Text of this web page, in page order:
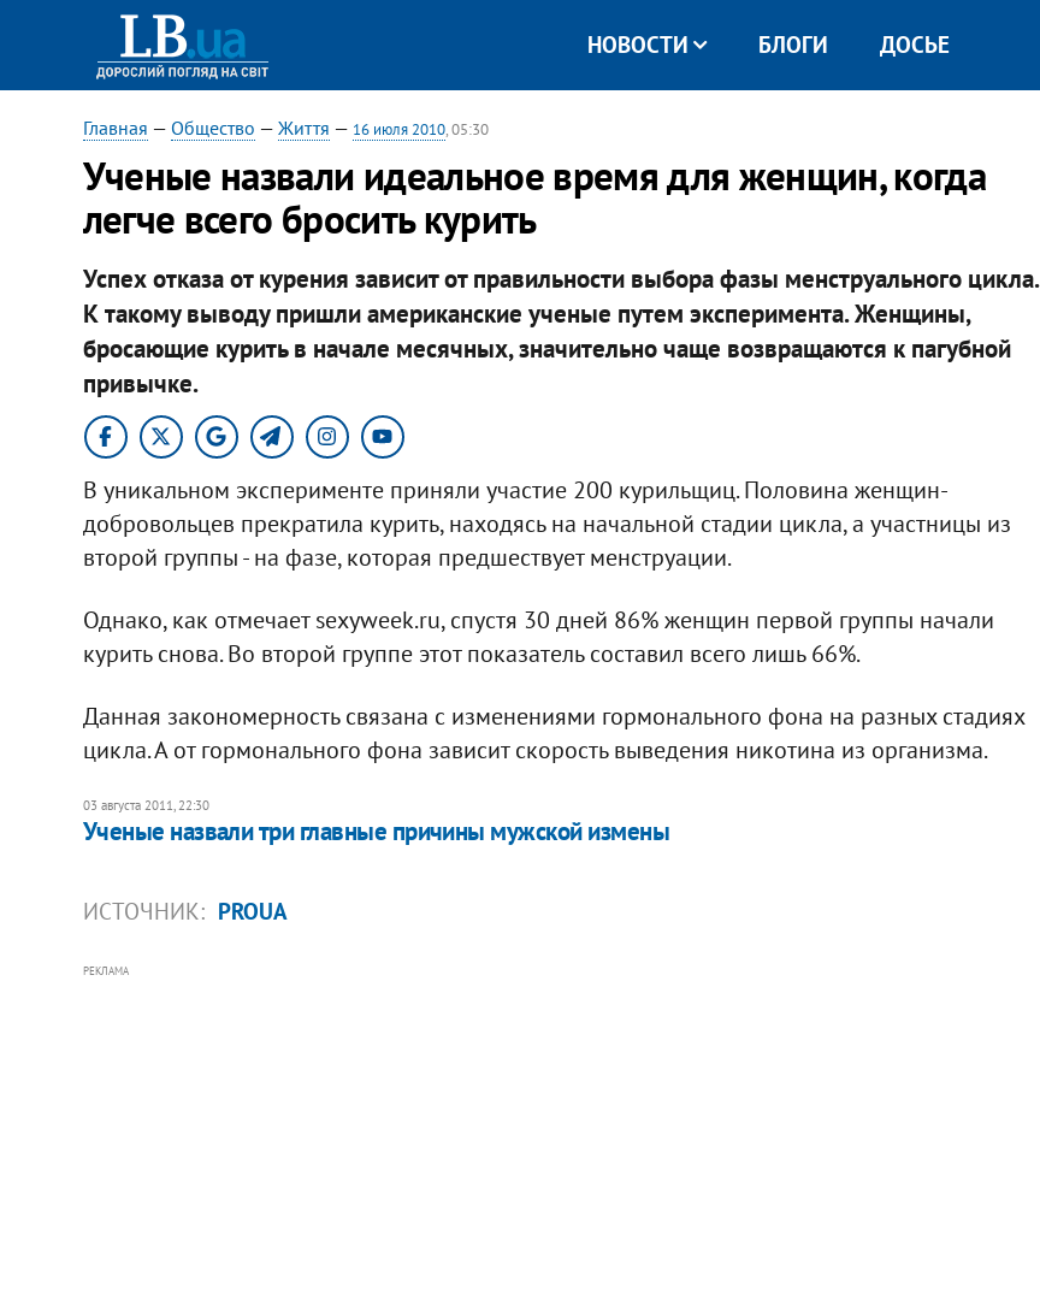
НОВОСТИ БЛОГИ ДОСЬЕ
Главная — Общество — Життя — 16 июля 2010, 05:30
Ученые назвали идеальное время для женщин, когда
легче всего бросить курить
Успех отказа от курения зависит от правильности выбора фазы менструального цикла.
К такому выводу пришли американские ученые путем эксперимента. Женщины,
бросающие курить в начале месячных, значительно чаще возвращаются к пагубной
привычке.
В уникальном эксперименте приняли участие 200 курильщиц. Половина женщин-
добровольцев прекратила курить, находясь на начальной стадии цикла, а участницы из
второй группы - на фазе, которая предшествует менструации.
Однако, как отмечает sexyweek.ru, спустя 30 дней 86% женщин первой группы начали
курить снова. Во второй группе этот показатель составил всего лишь 66%.
Данная закономерность связана с изменениями гормонального фона на разных стадиях
цикла. А от гормонального фона зависит скорость выведения никотина из организма.
03 августа 2011, 22:30
Ученые назвали три главные причины мужской измены
ИСТОЧНИК: PROUA
РЕКЛАМА